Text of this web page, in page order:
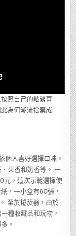
照自己的鬆緊喜
為何潮流捨棄成
個人喜好選擇口味。
果香和奶香等。 一
元，這次示範選擇使
，一小盒有60張，
至於捲菸器，由於
種收藏品和玩物，
。